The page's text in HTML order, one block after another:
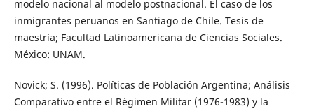
modelo nacional al modelo postnacional. El caso de los
inmigrantes peruanos en Santiago de Chile. Tesis de
maestría; Facultad Latinoamericana de Ciencias Sociales.
México: UNAM.
Novick; S. (1996). Políticas de Población Argentina; Análisis
Comparativo entre el Régimen Militar (1976-1983) y la